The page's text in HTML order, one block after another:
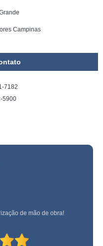
Campinas
7182
5900
de mão de obra!